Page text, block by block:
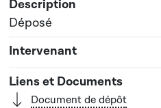
Déposé
Document de dépôt